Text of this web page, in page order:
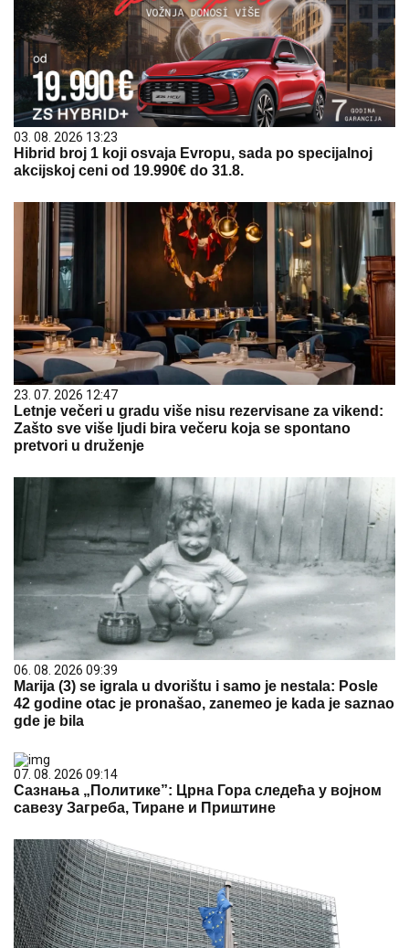
03. 08. 2026 13:23
Hibrid broj 1 koji osvaja Evropu, sada po specijalnoj
akcijskoj ceni od 19.990€ do 31.8.
23. 07. 2026 12:47
Letnje večeri u gradu više nisu rezervisane za vikend:
Zašto sve više ljudi bira večeru koja se spontano
pretvori u druženje
06. 08. 2026 09:39
Marija (3) se igrala u dvorištu i samo je nestala: Posle
42 godine otac je pronašao, zanemeo je kada je saznao
gde je bila
07. 08. 2026 09:14
Сазнања „Политике”: Црна Гора следећа у војном
савезу Загреба, Тиране и Приштине